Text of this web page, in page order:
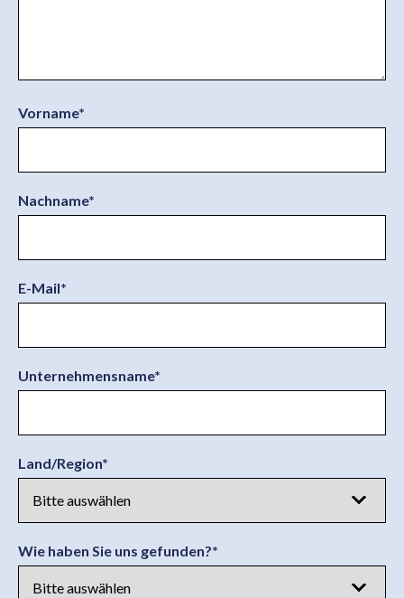
Vorname*
Nachname*
E-Mail*
Unternehmensname*
Land/Region*
Wie haben Sie uns gefunden?*